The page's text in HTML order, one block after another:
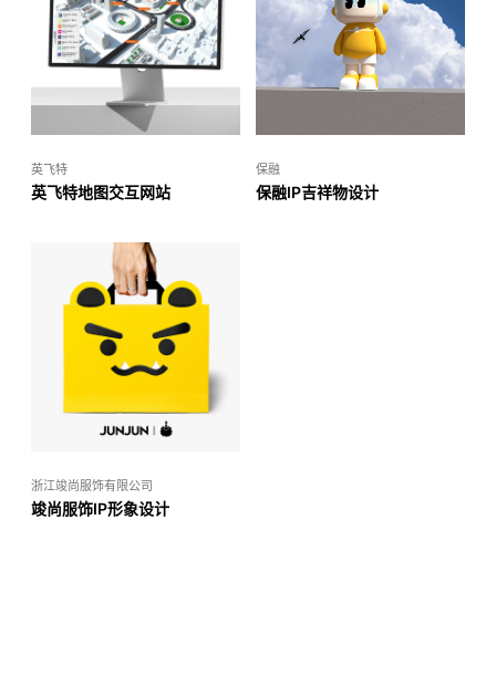
英飞特
英飞特地图交互网站
保融
保融IP吉祥物设计
浙江竣尚服饰有限公司
竣尚服饰IP形象设计